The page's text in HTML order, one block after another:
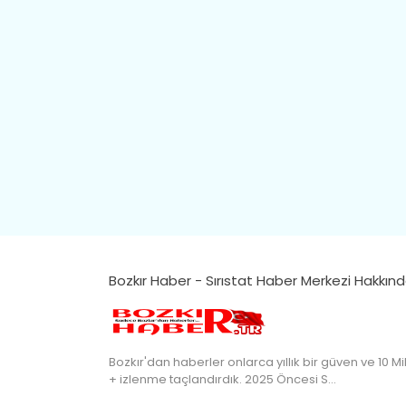
Bozkır Haber - Sırıstat Haber Merkezi
Bozkır'dan haberler onlarca yıllık bir güven ve 10
+ izlenme taçlandırdık. 2025 Öncesi S…